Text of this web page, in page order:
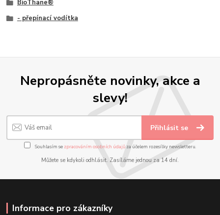
BioThane®
- přepínací vodítka
Nepropásněte novinky, akce a
slevy!
Přihlásit se
Souhlasím se zpracováním osobních údajůza účelem rozesílky newsletteru.
Můžete se kdykoli odhlásit. Zasíláme jednou za 14 dní.
Informace pro zákazníky